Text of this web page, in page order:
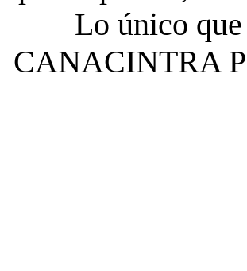
Lo único que
CANACINTRA